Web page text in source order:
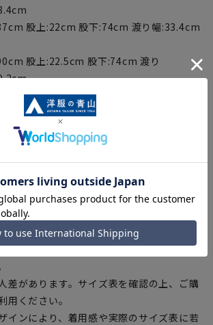
股上:22cm 股下:74cm 渡り幅:33.4cm
股上:22.5cm 股下:74cm 渡り
股上:23cm 股下:74cm 渡り幅:35cm
股上:23.5cm 股下:74cm 渡り
意】
ルのため、色味やサイズ等の仕様に変更が
すので、予めご了承ください。
仕上がりサイズを記載しております。一
すめサイズ(ヌードサイズ)を記載している
差があります。サイズ表を確認の上、ご購
用ください。
インにより、着用感や実際のサイズ表に若